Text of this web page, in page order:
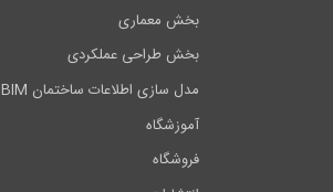
بخش معماری
بخش طراحی عملکردی
مدل سازی اطلاعات ساختمان BIM
آموزشگاه
فروشگاه